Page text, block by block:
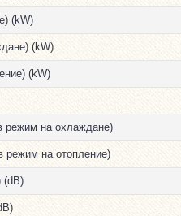
(kW)
(kW)
(kW)
режим на охлаждане)
режим на отопление)
(dB)